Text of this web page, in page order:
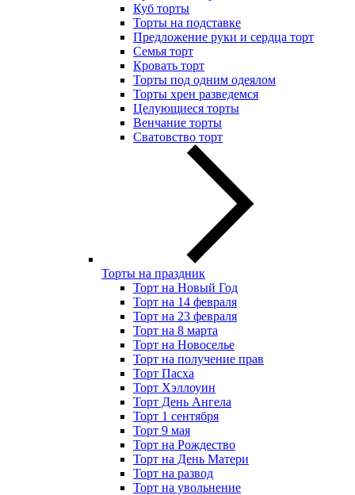
Куб торты
Торты на подставке
Предложение руки и сердца торт
Семья торт
Кровать торт
Торты под одним одеялом
Торты хрен разведемся
Целующиеся торты
Венчание торты
Сватовство торт
Торты на праздник
Торт на Новый Год
Торт на 14 февраля
Торт на 23 февраля
Торт на 8 марта
Торт на Новоселье
Торт на получение прав
Торт Пасха
Торт Хэллоуин
Торт День Ангела
Торт 1 сентября
Торт 9 мая
Торт на Рождество
Торт на День Матери
Торт на развод
Торт на увольнение